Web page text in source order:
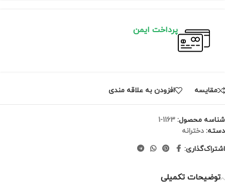
پرداخت ایمن
مقايسه افزودن به علاقه مندی
شناسه محصول: 1163-1
دسته: دخترانه
اشتراک‌گذاری:
توضیحات تکمیلی